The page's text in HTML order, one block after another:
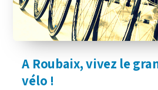
A Roubaix, vivez le
vélo !